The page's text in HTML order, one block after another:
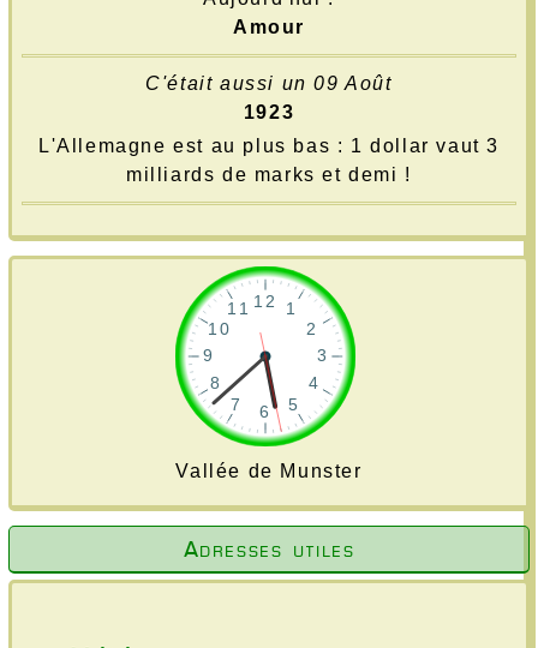
Amour
C'était aussi un 09 Août
1923
L'Allemagne est au plus bas : 1 dollar vaut 3
milliards de marks et demi !
Vallée de Munster
Adresses utiles